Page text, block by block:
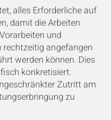
alles Erforderliche auf
damit die Arbeiten
und
angefangen
werden können. Dies
konkretisiert.
Zutritt am
zu